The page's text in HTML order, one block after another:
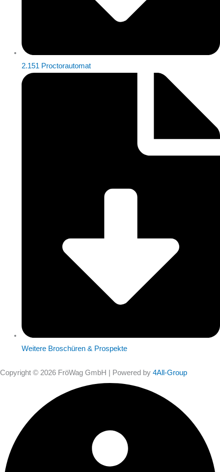
2.151 Proctorautomat
Weitere Broschüren & Prospekte
Copyright © 2026 FröWag GmbH | Powered by 4All-Group